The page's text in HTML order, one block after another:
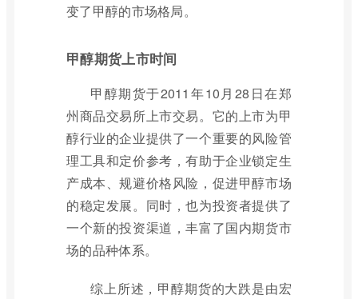
变了甲醇的市场格局。
甲醇期货上市时间
甲醇期货于2011年10月28日在郑
州商品交易所上市交易。它的上市为甲
醇行业的企业提供了一个重要的风险管
理工具和定价参考，有助于企业锁定生
产成本、规避价格风险，促进甲醇市场
的稳定发展。同时，也为投资者提供了
一个新的投资渠道，丰富了国内期货市
场的品种体系。
综上所述，甲醇期货的大跌是由宏